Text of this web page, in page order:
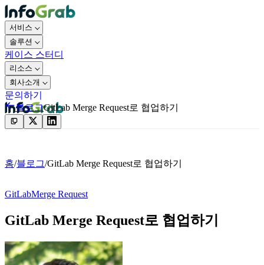
서비스
솔루션
케이스 스터디
리소스
회사소개
문의하기
문의하기
블로그GitLab Merge Request로 협업하기
홈/블로그/GitLab Merge Request로 협업하기
GitLabMerge Request
GitLab Merge Request로 협업하기